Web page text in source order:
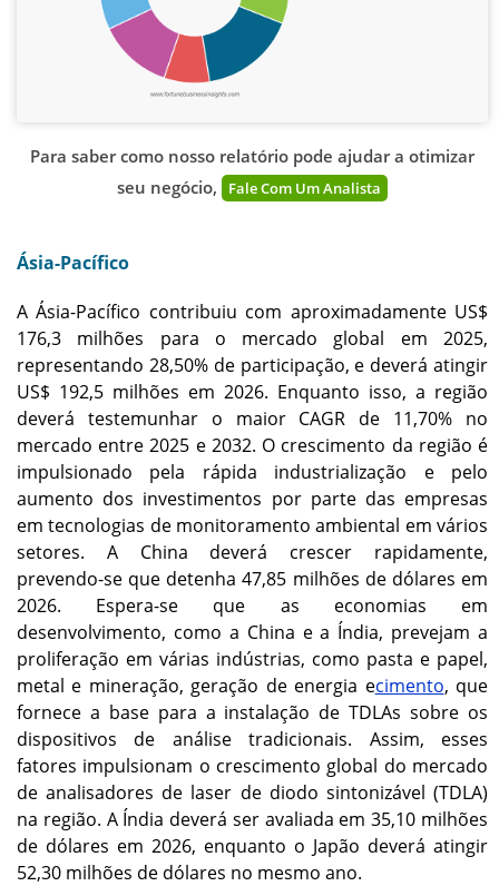
Para saber como nosso relatório pode ajudar a otimizar
seu negócio,
Fale Com Um Analista
Ásia-Pacífico
A Ásia-Pacífico contribuiu com aproximadamente US$
176,3 milhões para o mercado global em 2025,
representando 28,50% de participação, e deverá atingir
US$ 192,5 milhões em 2026. Enquanto isso, a região
deverá testemunhar o maior CAGR de 11,70% no
mercado entre 2025 e 2032. O crescimento da região é
impulsionado pela rápida industrialização e pelo
aumento dos investimentos por parte das empresas
em tecnologias de monitoramento ambiental em vários
setores. A China deverá crescer rapidamente,
prevendo-se que detenha 47,85 milhões de dólares em
2026. Espera-se que as economias em
desenvolvimento, como a China e a Índia, prevejam a
proliferação em várias indústrias, como pasta e papel,
metal e mineração, geração de energia ecimento, que
fornece a base para a instalação de TDLAs sobre os
dispositivos de análise tradicionais. Assim, esses
fatores impulsionam o crescimento global do mercado
de analisadores de laser de diodo sintonizável (TDLA)
na região. A Índia deverá ser avaliada em 35,10 milhões
de dólares em 2026, enquanto o Japão deverá atingir
52,30 milhões de dólares no mesmo ano.